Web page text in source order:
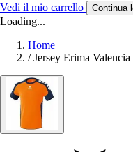
Vedi il mio carrello Continua
Loading...
Home
/ Jersey Erima Valencia